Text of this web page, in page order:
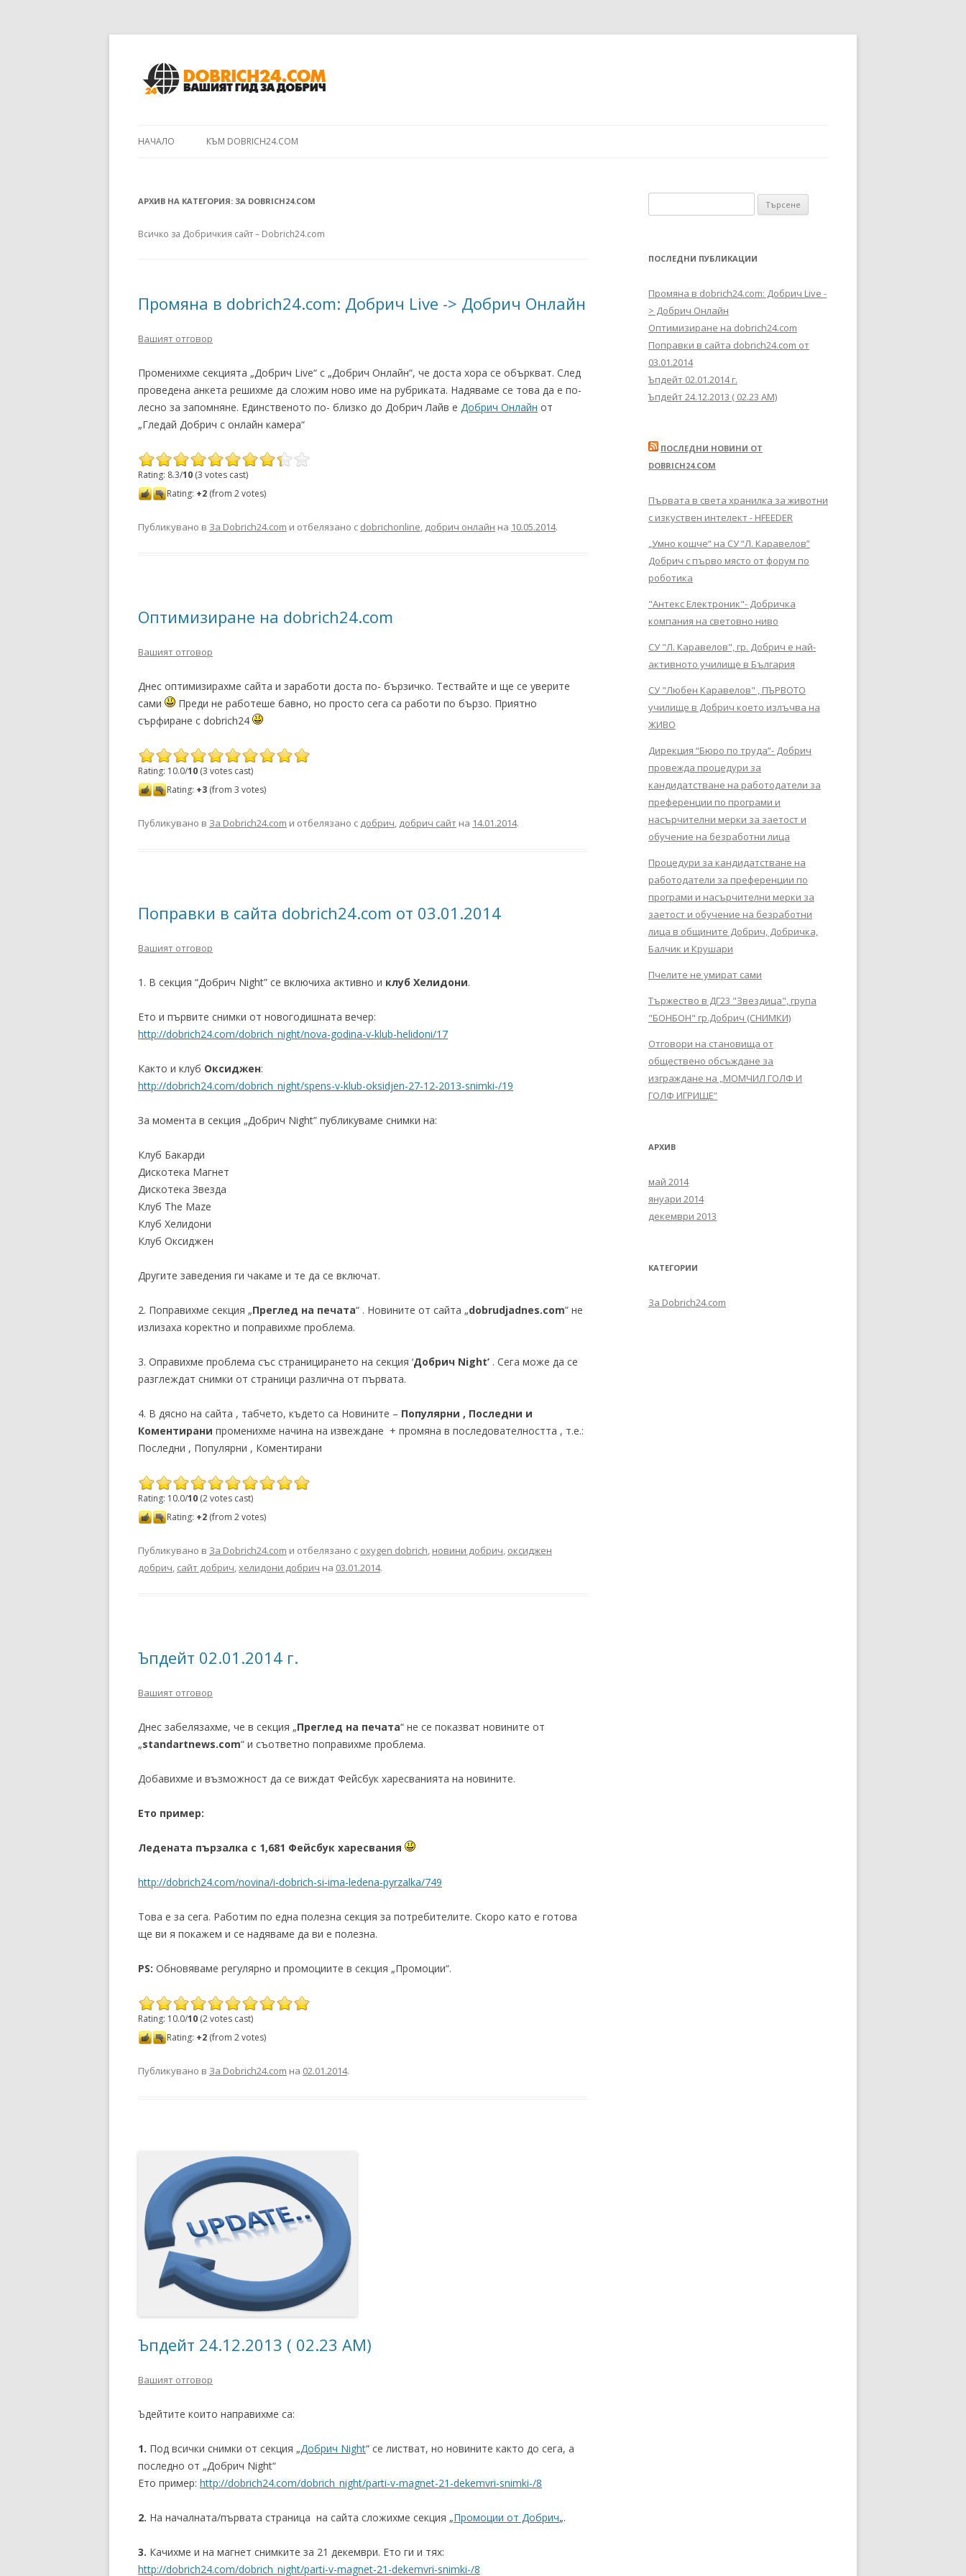
НАЧАЛО КЪМ DOBRICH24.COM
АРХИВ НА КАТЕГОРИЯ: ЗА DOBRICH24.COM
Всичко за Добричкия сайт – Dobrich24.com
Промяна в dobrich24.com: Добрич Live -> Добрич Онлайн
Вашият отговор
Променихме секцията „Добрич Live“ с „Добрич Онлайн“, че доста хора се объркват. След
проведена анкета решихме да сложим ново име на рубриката. Надяваме се това да е по-
лесно за запомняне. Единственото по- близко до Добрич Лайв е Добрич Онлайн от
„Гледай Добрич с онлайн камера“
Rating: 8.3/10 (3 votes cast)
Rating: +2 (from 2 votes)
Публикувано в За Dobrich24.com и отбелязано с dobrichonline, добрич онлайн на 10.05.2014.
Оптимизиране на dobrich24.com
Вашият отговор
Днес оптимизирахме сайта и заработи доста по- бързичко. Тествайте и ще се уверите
сами
Преди не работеше бавно, но просто сега са работи по бързо. Приятно
сърфиране с dobrich24
Rating: 10.0/10 (3 votes cast)
Rating: +3 (from 3 votes)
Публикувано в За Dobrich24.com и отбелязано с добрич, добрич сайт на 14.01.2014.
Поправки в сайта dobrich24.com от 03.01.2014
Вашият отговор
1. В секция “Добрич Night” се включиха активно и клуб Хелидони.
Ето и първите снимки от новогодишната вечер:
http://dobrich24.com/dobrich_night/nova-godina-v-klub-helidoni/17
Както и клуб Оксиджен:
http://dobrich24.com/dobrich_night/spens-v-klub-oksidjen-27-12-2013-snimki-/19
За момента в секция „Добрич Night” публикуваме снимки на:
Клуб Бакарди
Дискотека Магнет
Дискотека Звезда
Клуб The Maze
Клуб Хелидони
Клуб Оксиджен
Другите заведения ги чакаме и те да се включат.
2. Поправихме секция „Преглед на печата“ . Новините от сайта „dobrudjadnes.com” не
излизаха коректно и поправихме проблема.
3. Оправихме проблема със страницирането на секция ‘Добрич Night’ . Сега може да се
разглеждат снимки от страници различна от първата.
4. В дясно на сайта , табчето, където са Новините – Популярни , Последни и
Коментирани променихме начина на извеждане + промяна в последователността , т.е.:
Последни , Популярни , Коментирани
Rating: 10.0/10 (2 votes cast)
Rating: +2 (from 2 votes)
Публикувано в За Dobrich24.com и отбелязано с oxygen dobrich, новини добрич, оксиджен
добрич, сайт добрич,хелидони добрич на 03.01.2014.
Ъпдейт 02.01.2014 г.
Вашият отговор
Днес забелязахме, че в секция „Преглед на печата“ не се показват новините от
„standartnews.com“ и съответно поправихме проблема.
Добавихме и възможност да се виждат Фейсбук харесванията на новините.
Ето пример:
Ледената пързалка с 1,681 Фейсбук харесвания
http://dobrich24.com/novina/i-dobrich-si-ima-ledena-pyrzalka/749
Това е за сега. Работим по една полезна секция за потребителите. Скоро като е готова
ще ви я покажем и се надяваме да ви е полезна.
PS: Обновяваме регулярно и промоциите в секция „Промоции“.
Rating: 10.0/10 (2 votes cast)
Rating: +2 (from 2 votes)
Публикувано в За Dobrich24.com на 02.01.2014.
Ъпдейт 24.12.2013 ( 02.23 AM)
Вашият отговор
Ъдейтите които направихме са:
1. Под всички снимки от секция „Добрич Night“ се листват, но новините както до сега, а
последно от „Добрич Night“
Ето пример: http://dobrich24.com/dobrich_night/parti-v-magnet-21-dekemvri-snimki-/8
2. На началната/първата страница на сайта сложихме секция „Промоции от Добрич„.
3. Качихме и на магнет снимките за 21 декември. Ето ги и тях:
http://dobrich24.com/dobrich_night/parti-v-magnet-21-dekemvri-snimki-/8
ПОСЛЕДНИ ПУБЛИКАЦИИ
Промяна в dobrich24.com: Добрич Live -
> Добрич Онлайн
Оптимизиране на dobrich24.com
Поправки в сайта dobrich24.com от
03.01.2014
Ъпдейт 02.01.2014 г.
Ъпдейт 24.12.2013 ( 02.23 AM)
ПОСЛЕДНИ НОВИНИ ОТ
DOBRICH24.COM
Първата в света хранилка за животни
с изкуствен интелект - HFEEDER
„Умно кошче“ на СУ “Л. Каравелов”
Добрич с първо място от форум по
роботика
"Антекс Електроник"- Добричка
компания на световно ниво
СУ "Л. Каравелов", гр. Добрич е най-
активното училище в България
СУ "Любен Каравелов" , ПЪРВОТО
училище в Добрич което излъчва на
ЖИВО
Дирекция “Бюро по труда”- Добрич
провежда процедури за
кандидатстване на работодатели за
преференции по програми и
насърчителни мерки за заетост и
обучение на безработни лица
Процедури за кандидатстване на
работодатели за преференции по
програми и насърчителни мерки за
заетост и обучение на безработни
лица в общините Добрич, Добричка,
Балчик и Крушари
Пчелите не умират сами
Тържество в ДГ23 "Звездица", група
"БОНБОН" гр.Добрич (СНИМКИ)
Отговори на становища от
обществено обсъждане за
изграждане на „МОМЧИЛ ГОЛФ И
ГОЛФ ИГРИЩЕ”
АРХИВ
май 2014
януари 2014
декември 2013
КАТЕГОРИИ
За Dobrich24.com